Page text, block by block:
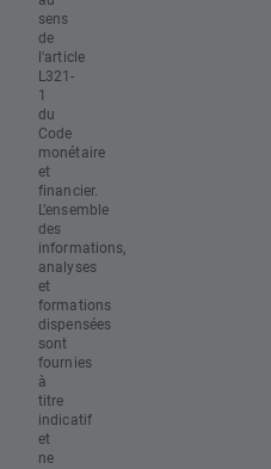
sens
de
l'article
L321-
1
du
Code
monétaire
et
financier.
L’ensemble
des
informations,
analyses
et
formations
dispensées
sont
fournies
à
titre
indicatif
et
ne